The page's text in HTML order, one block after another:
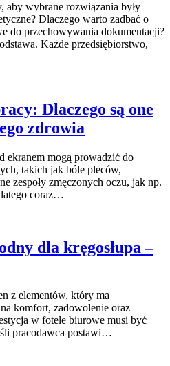
aby wybrane rozwiązania były
Dlaczego warto zadbać o
do przechowywania dokumentacji?
Każde przedsiębiorstwo,
Dlaczego są one
zdrowia
ekranem mogą prowadzić do
takich jak bóle pleców,
zespoły zmęczonych oczu, jak np.
coraz…
dla kręgosłupa –
z elementów, który ma
komfort, zadowolenie oraz
w fotele biurowe musi być
pracodawca postawi…